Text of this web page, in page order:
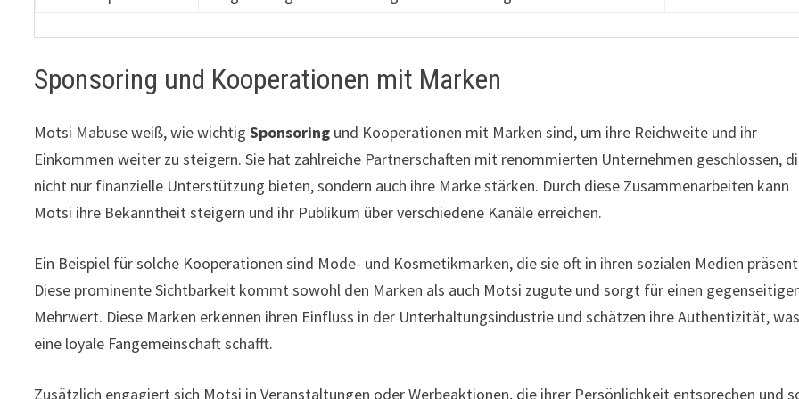
Sponsoring und Kooperationen mit Marken
Motsi Mabuse weiß, wie wichtigSponsoring und Kooperationen mit Marken sind, um ihre Reichweite und ihr
Einkommen weiter zu steigern. Sie hat zahlreiche Partnerschaften mit renommierten Unternehmen geschlossen,
nicht nur finanzielle Unterstützung bieten, sondern auch ihre Marke stärken. Durch diese Zusammenarbeiten kann
Motsi ihre Bekanntheit steigern und ihr Publikum über verschiedene Kanäle erreichen.
Ein Beispiel für solche Kooperationen sind Mode- und Kosmetikmarken, die sie oft in ihren sozialen Medien
Diese prominente Sichtbarkeit kommt sowohl den Marken als auch Motsi zugute und sorgt für einen
Mehrwert. Diese Marken erkennen ihren Einfluss in der Unterhaltungsindustrie und schätzen ihre Authentizität,
eine loyale Fangemeinschaft schafft.
Zusätzlich engagiert sich Motsi in Veranstaltungen oder Werbeaktionen, die ihrer Persönlichkeit entsprechen und